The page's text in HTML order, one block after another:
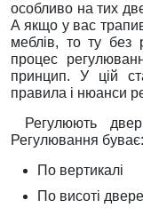
особливо на тих
А якщо у вас
меблів, то ту без
процес
принцип. У цій
правила і нюанси
Регулюють
Регулювання буває:
По вертикалі
По висоті